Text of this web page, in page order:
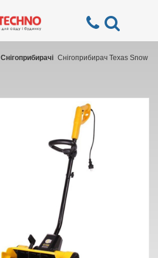
Снігоприбирачі Снігоприбирач Texas Snow